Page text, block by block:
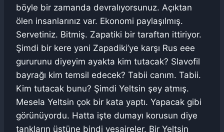
böyle bir zamanda devralıyorsunuz. Açıktan
ölen insanlarınız var. Ekonomi paylaşılmış.
Servetiniz. Bitmiş. Zapatiki bir taraftan ittiriyor.
Şimdi bir kere yani Zapadiki’ye karşı Rus eee
gururunu diyeyim ayakta kim tutacak? Slavofil
bayrağı kim temsil edecek? Tabii canım. Tabii.
Kim tutacak bunu? Şimdi Yeltsin şey atmış.
Mesela Yeltsin çok bir kata yaptı. Yapacak gibi
görünüyordu. Hatta işte dumayı korusun diye
tankların üstüne bindi vesaireler. Bir Yeltsin